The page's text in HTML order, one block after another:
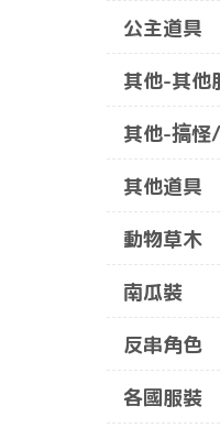
公主道具
其他-其他
其他-搞怪
其他道具
動物草木
南瓜裝
反串角色
各國服裝